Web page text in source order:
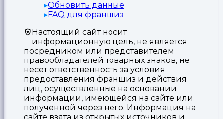
Обновить данные
FAQ для франшиз
Настоящий сайт носит
информационную цель, не является
посредником или представителем
правообладателей товарных знаков, не
несет ответственность за условия
предоставления франшиз и действия
лиц, осуществленные на основании
информации, имеющейся на сайте или
полученной через него. Информация на
сайте взята из открытых источников и